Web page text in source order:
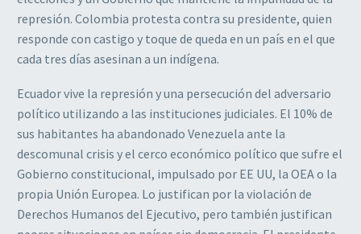
represión. Colombia protesta contra su presidente, quien
responde con castigo y toque de queda en un país en el que
cada tres días asesinan a un indígena.
Ecuador vive la represión y una persecución del adversario
político utilizando a las instituciones judiciales. El 10% de
sus habitantes ha abandonado Venezuela ante la
descomunal crisis y el cerco económico político que sufre el
Gobierno constitucional, impulsado por EE UU, la OEA o la
propia Unión Europea. Lo justifican por la violación de
Derechos Humanos del Ejecutivo, pero también justifican